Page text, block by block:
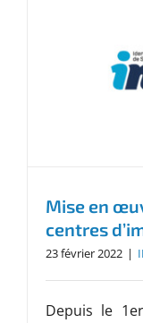
Mise en
centres
23 février 2022 |
Depuis le